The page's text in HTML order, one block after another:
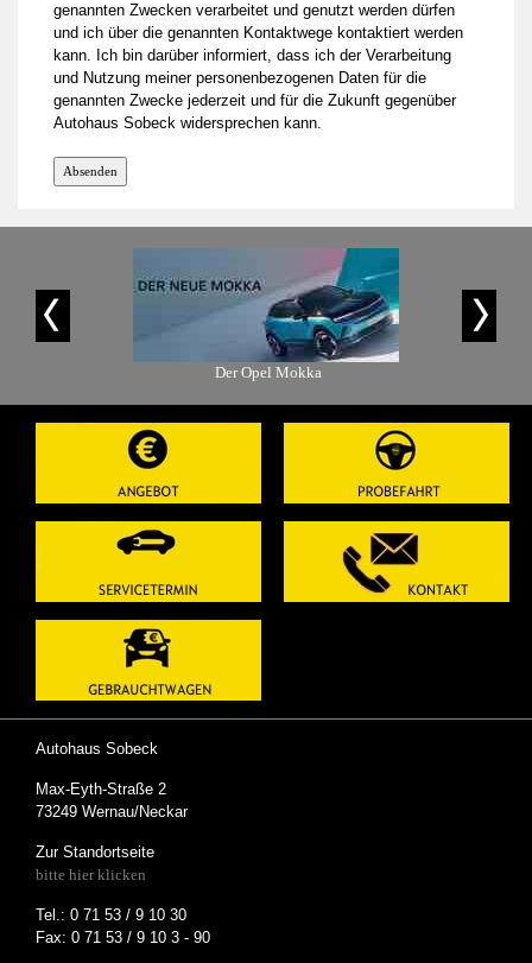
genannten Zwecken verarbeitet und genutzt werden dürfen
und ich über die genannten Kontaktwege kontaktiert werden
kann. Ich bin darüber informiert, dass ich der Verarbeitung
und Nutzung meiner personenbezogenen Daten für die
genannten Zwecke jederzeit und für die Zukunft gegenüber
Autohaus Sobeck widersprechen kann.
Der Opel Mokka
Autohaus Sobeck
Max-Eyth-Straße 2
73249 Wernau/Neckar
Zur Standortseite
bitte hier klicken
Tel.: 0 71 53 / 9 10 30
Fax: 0 71 53 / 9 10 3 - 90